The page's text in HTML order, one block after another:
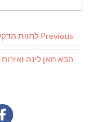
Previous
Previous
לחוות
הבא פוסט
חאן לינה